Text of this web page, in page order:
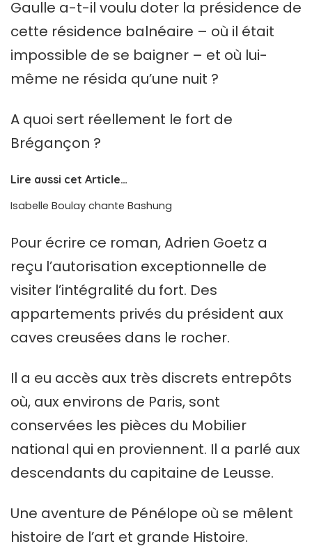
Gaulle a-t-il voulu doter la présidence de
cette résidence balnéaire – où il était
impossible de se baigner – et où lui-
même ne résida qu’une nuit ?
A quoi sert réellement le fort de
Brégançon ?
Lire aussi cet Article…
Isabelle Boulay chante Bashung
Pour écrire ce roman, Adrien Goetz a
reçu l’autorisation exceptionnelle de
visiter l’intégralité du fort. Des
appartements privés du président aux
caves creusées dans le rocher.
Il a eu accès aux très discrets entrepôts
où, aux environs de Paris, sont
conservées les pièces du Mobilier
national qui en proviennent. Il a parlé aux
descendants du capitaine de Leusse.
Une aventure de Pénélope où se mêlent
histoire de l’art et grande Histoire.